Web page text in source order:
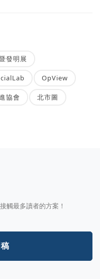
發明展
OpView
協會 北市圖
觸最多讀者的方案！